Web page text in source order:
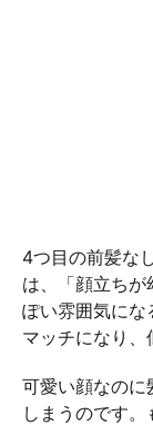
4つ目の前髪な
は、「顔立ちが
ぽい雰囲気にな
マッチになり、
可愛い顔なのに
しまうのです